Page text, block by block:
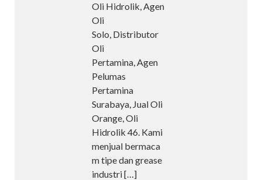
Oli Hidrolik, Agen
Oli
Solo, Distributor
Oli
Pertamina, Agen
Pelumas
Pertamina
Surabaya, Jual Oli
Orange, Oli
Hidrolik 46. Kami
menjual bermaca
m tipe dan grease
industri[…]